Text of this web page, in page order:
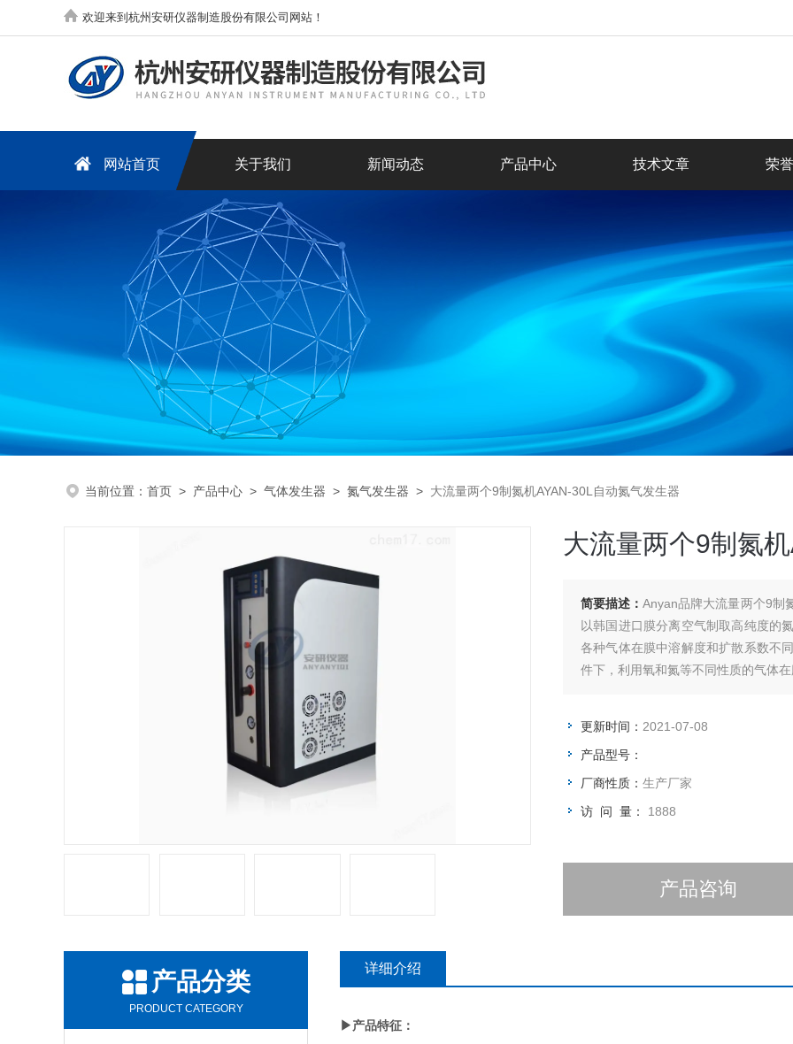
欢迎来到杭州安研仪器制造股份有限公司网站！
网站首页 关于我们 新闻动态 产品中心 技术文章 荣
当前位置： 首页 > 产品中心 > 气体发生器 > 氮气发生器 > 大流量两个9制氮机AYAN-30L自动氮气发生器
大流量两个9制氮
简要描述： Anyan品牌大流量两个9制
以韩国进口膜分离空气制取高纯度的
各种气体在膜中溶解度和扩散系数不
件下，利用氧和氮等不同性质的气体
更新时间： 2021-07-08
产品型号：
厂商性质： 生产厂家
访 问 量： 1888
产品咨询
产品分类
PRODUCT CATEGORY
详细介绍
▶产品特征：